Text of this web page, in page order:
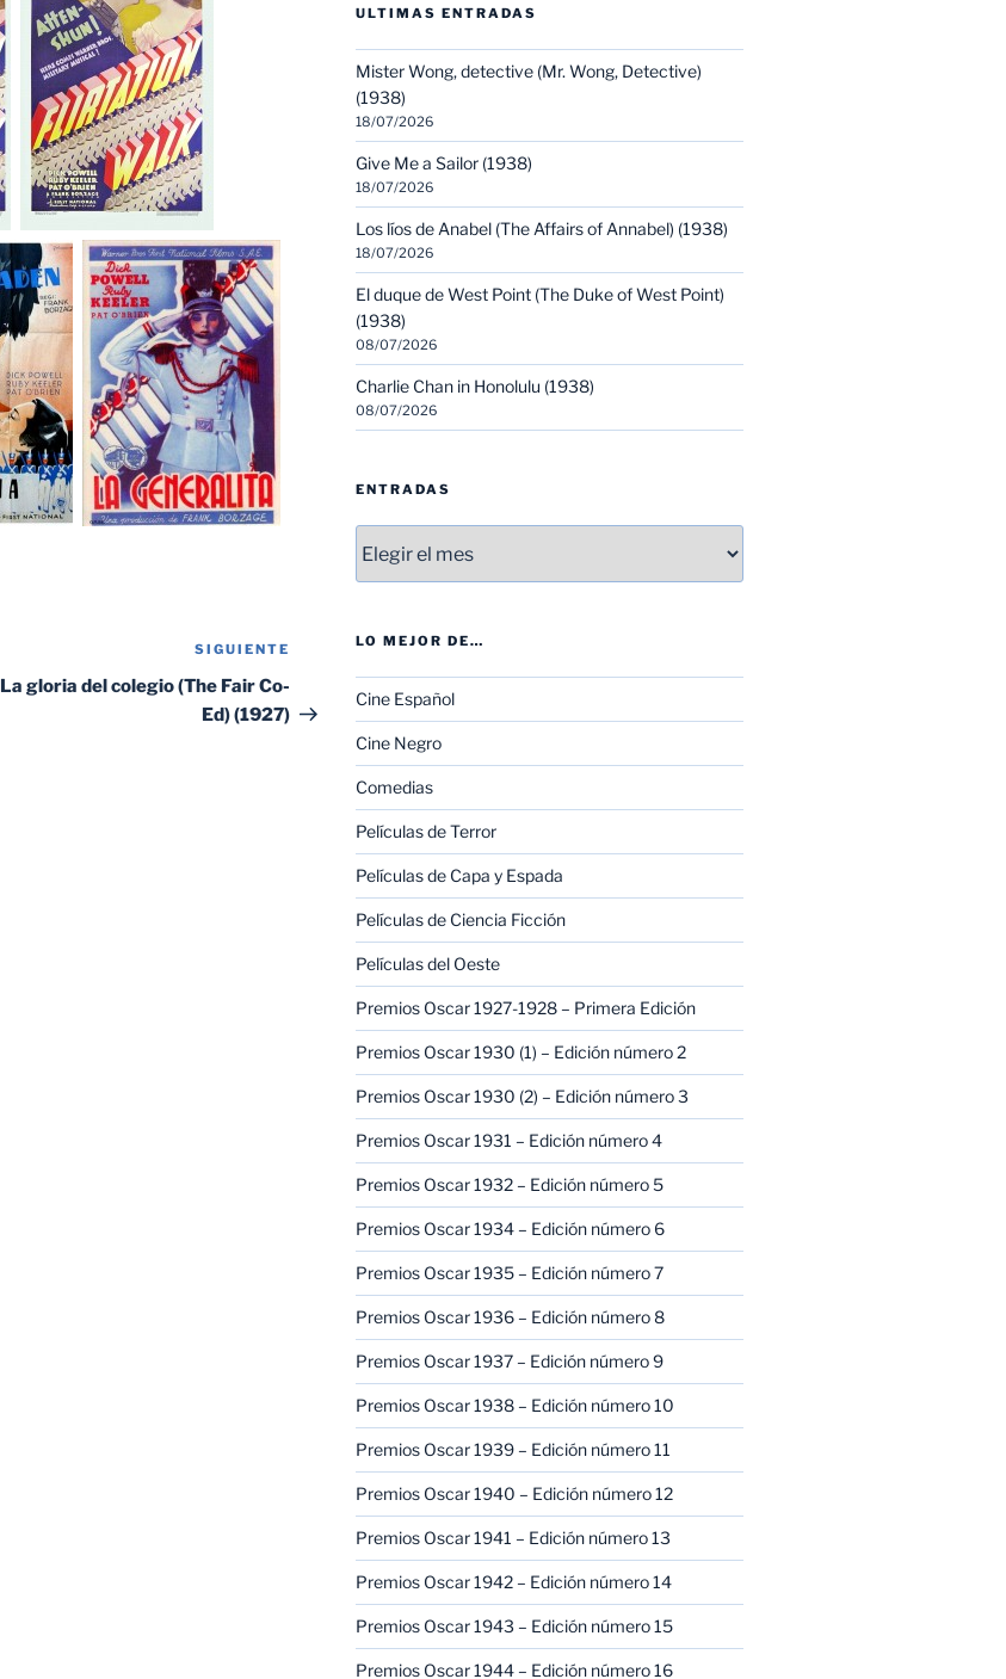
Siguiente
entrada
SIGUIENTE
La gloria del colegio (The Fair Co-
Ed) (1927)
ULTIMAS ENTRADAS
Mister Wong, detective (Mr. Wong, Detective)
(1938)
18/07/2026
Give Me a Sailor (1938)
18/07/2026
Los líos de Anabel (The Affairs of Annabel) (1938)
18/07/2026
El duque de West Point (The Duke of West Point)
(1938)
08/07/2026
Charlie Chan in Honolulu (1938)
08/07/2026
ENTRADAS
LO MEJOR DE…
Cine Español
Cine Negro
Comedias
Películas de Terror
Películas de Capa y Espada
Películas de Ciencia Ficción
Películas del Oeste
Premios Oscar 1927-1928 – Primera Edición
Premios Oscar 1930 (1) – Edición número 2
Premios Oscar 1930 (2) – Edición número 3
Premios Oscar 1931 – Edición número 4
Premios Oscar 1932 – Edición número 5
Premios Oscar 1934 – Edición número 6
Premios Oscar 1935 – Edición número 7
Premios Oscar 1936 – Edición número 8
Premios Oscar 1937 – Edición número 9
Premios Oscar 1938 – Edición número 10
Premios Oscar 1939 – Edición número 11
Premios Oscar 1940 – Edición número 12
Premios Oscar 1941 – Edición número 13
Premios Oscar 1942 – Edición número 14
Premios Oscar 1943 – Edición número 15
Premios Oscar 1944 – Edición número 16